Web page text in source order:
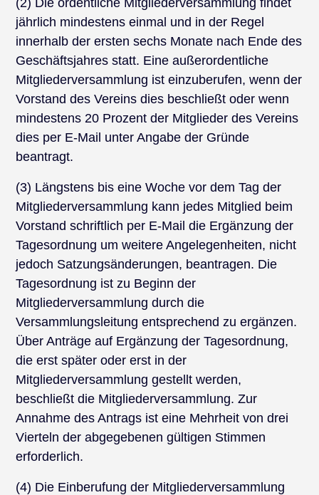
(2) Die ordentliche Mitgliederversammlung findet
jährlich mindestens einmal und in der Regel
innerhalb der ersten sechs Monate nach Ende des
Geschäftsjahres statt. Eine außerordentliche
Mitgliederversammlung ist einzuberufen, wenn der
Vorstand des Vereins dies beschließt oder wenn
mindestens 20 Prozent der Mitglieder des Vereins
dies per E-Mail unter Angabe der Gründe
beantragt.
(3) Längstens bis eine Woche vor dem Tag der
Mitgliederversammlung kann jedes Mitglied beim
Vorstand schriftlich per E-Mail die Ergänzung der
Tagesordnung um weitere Angelegenheiten, nicht
jedoch Satzungsänderungen, beantragen. Die
Tagesordnung ist zu Beginn der
Mitgliederversammlung durch die
Versammlungsleitung entsprechend zu ergänzen.
Über Anträge auf Ergänzung der Tagesordnung,
die erst später oder erst in der
Mitgliederversammlung gestellt werden,
beschließt die Mitgliederversammlung. Zur
Annahme des Antrags ist eine Mehrheit von drei
Vierteln der abgegebenen gültigen Stimmen
erforderlich.
(4) Die Einberufung der Mitgliederversammlung